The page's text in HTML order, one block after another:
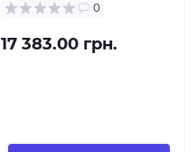
0
17 383.00 грн.